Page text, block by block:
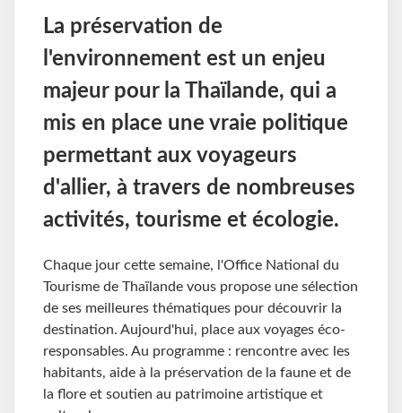
La préservation de
l'environnement est un enjeu
majeur pour la Thaïlande, qui a
mis en place une vraie politique
permettant aux voyageurs
d'allier, à travers de nombreuses
activités, tourisme et écologie.
Chaque jour cette semaine, l'Office National du
Tourisme de Thaïlande vous propose une sélection
de ses meilleures thématiques pour découvrir la
destination. Aujourd'hui, place aux voyages éco-
responsables. Au programme : rencontre avec les
habitants, aide à la préservation de la faune et de
la flore et soutien au patrimoine artistique et